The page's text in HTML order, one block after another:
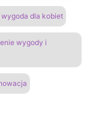
dla kobiet
wygody i